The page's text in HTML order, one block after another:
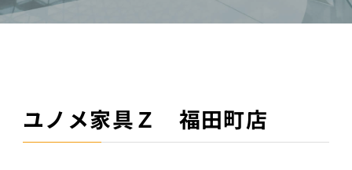
ユノメ家具Ｚ 福田町店